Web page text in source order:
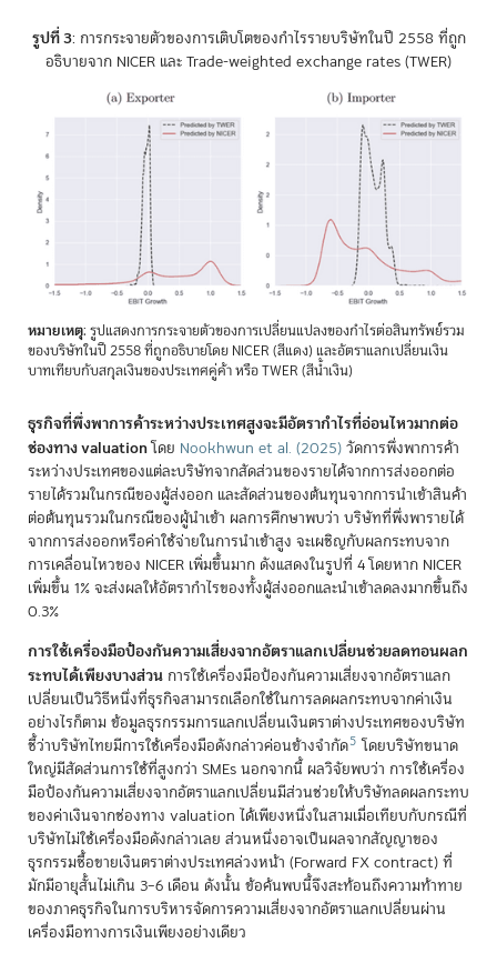
รูปที่ 3: การกระจายตัวของการเติบโตของกำไรรายบริษัทในปี 2558 ที่ถูก
อธิบายจาก NICER และ Trade-weighted exchange rates (TWER)
หมายเหตุ: รูปแสดงการกระจายตัวของการเปลี่ยนแปลงของกำไรต่อสินทรัพย์รวม
ของบริษัทในปี 2558 ที่ถูกอธิบายโดย NICER (สีแดง) และอัตราแลกเปลี่ยนเงิน
บาทเทียบกับสกุลเงินของประเทศคู่ค้า หรือ TWER (สีน้ำเงิน)
ธุรกิจที่พึ่งพาการค้าระหว่างประเทศสูงจะมีอัตรากำไรที่อ่อนไหวมากต่อ
ช่องทาง valuationโดย Nookhwun et al. (2025)วัดการพึ่งพาการค้า
ระหว่างประเทศของแต่ละบริษัทจากสัดส่วนของรายได้จากการส่งออกต่อ
รายได้รวมในกรณีของผู้ส่งออก และสัดส่วนของต้นทุนจากการนำเข้าสินค้า
ต่อต้นทุนรวมในกรณีของผู้นำเข้า ผลการศึกษาพบว่า บริษัทที่พึ่งพารายได้
จากการส่งออกหรือค่าใช้จ่ายในการนำเข้าสูง จะเผชิญกับผลกระทบจาก
การเคลื่อนไหวของ NICER เพิ่มขึ้นมาก ดังแสดงในรูปที่ 4 โดยหาก NICER
เพิ่มขึ้น 1% จะส่งผลให้อัตรากำไรของทั้งผู้ส่งออกและนำเข้าลดลงมากขึ้นถึง
0.3%
การใช้เครื่องมือป้องกันความเสี่ยงจากอัตราแลกเปลี่ยนช่วยลดทอนผลก
ระทบได้เพียงบางส่วน การใช้เครื่องมือป้องกันความเสี่ยงจากอัตราแลก
เปลี่ยนเป็นวิธีหนึ่งที่ธุรกิจสามารถเลือกใช้ในการลดผลกระทบจากค่าเงิน
อย่างไรก็ตาม ข้อมูลธุรกรรมการแลกเปลี่ยนเงินตราต่างประเทศของบริษัท
ชี้ว่าบริษัทไทยมีการใช้เครื่องมือดังกล่าวค่อนข้างจำกัด5 โดยบริษัทขนาด
ใหญ่มีสัดส่วนการใช้ที่สูงกว่า SMEs นอกจากนี้ ผลวิจัยพบว่า การใช้เครื่อง
มือป้องกันความเสี่ยงจากอัตราแลกเปลี่ยนมีส่วนช่วยให้บริษัทลดผลกระทบ
ของค่าเงินจากช่องทาง valuation ได้เพียงหนึ่งในสามเมื่อเทียบกับกรณีที่
บริษัทไม่ใช้เครื่องมือดังกล่าวเลย ส่วนหนึ่งอาจเป็นผลจากสัญญาของ
ธุรกรรมซื้อขายเงินตราต่างประเทศล่วงหน้า (Forward FX contract) ที่
มักมีอายุสั้นไม่เกิน 3–6 เดือน ดังนั้น ข้อค้นพบนี้จึงสะท้อนถึงความท้าทาย
ของภาคธุรกิจในการบริหารจัดการความเสี่ยงจากอัตราแลกเปลี่ยนผ่าน
เครื่องมือทางการเงินเพียงอย่างเดียว